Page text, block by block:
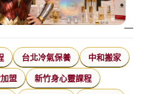
台北冷氣保養 中和搬家
盟 新竹身心靈課程